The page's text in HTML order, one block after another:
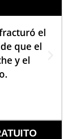
el
que el
y el